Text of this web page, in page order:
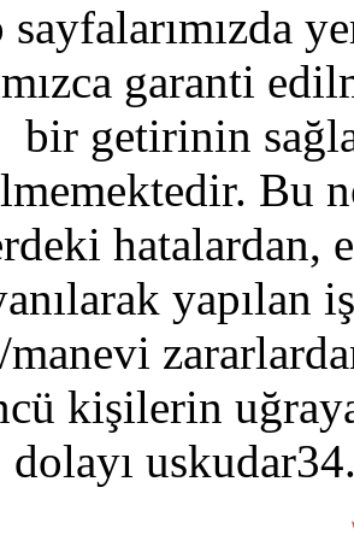
sayfalarımızda
garanti
bir getirinin
Bu
hatalardan,
yapılan
kişilerin
dolayı